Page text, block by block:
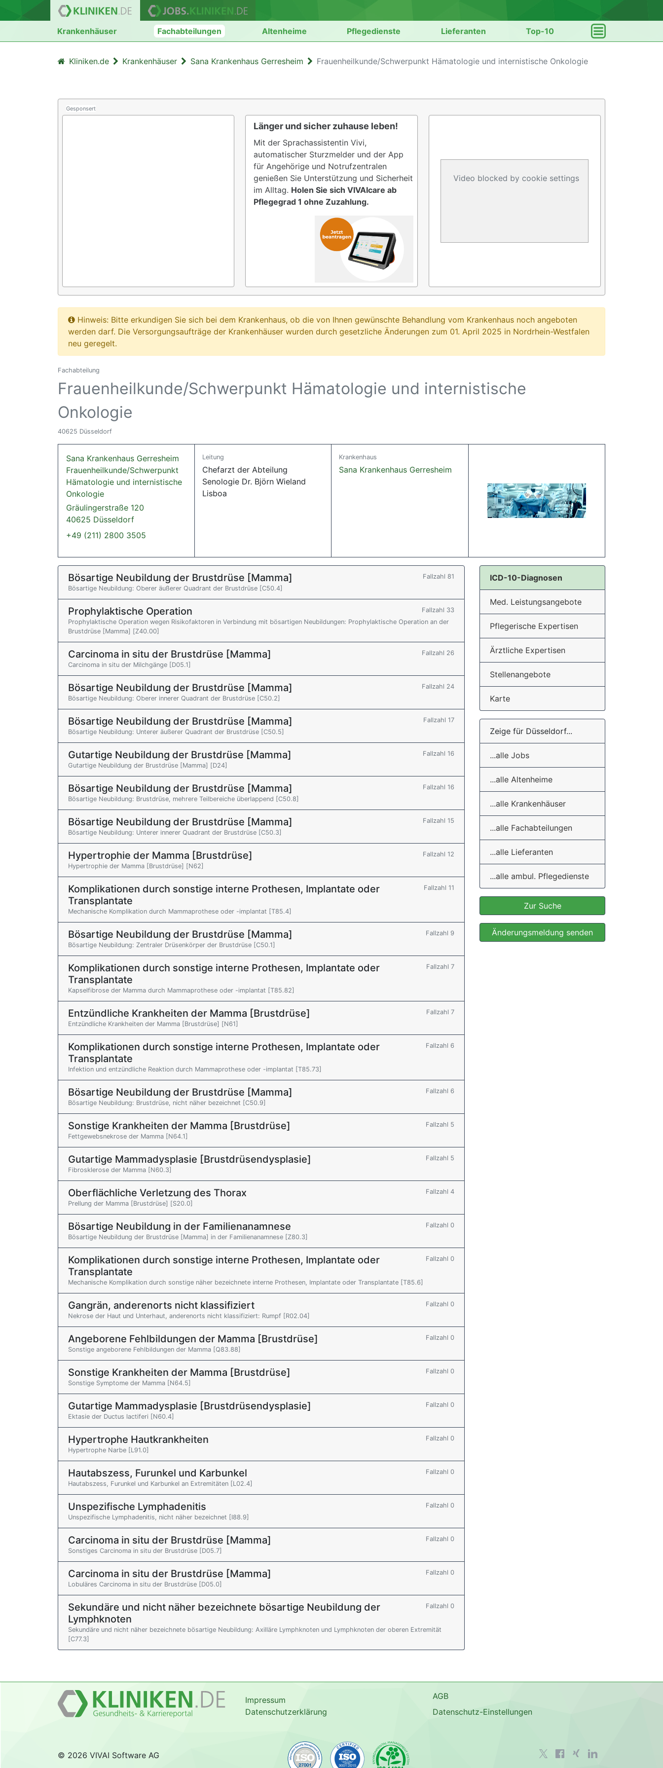
Krankenhäuser Fachabteilungen Altenheime Pflegedienste Lieferanten Top-10
Kliniken.de Krankenhäuser Sana Krankenhaus Gerresheim Frauenheilkunde/Schwerpunkt Hämatologie und internistische Onkologie
Gesponsert
Länger und sicher zuhause leben!
Mit der Sprachassistentin Vivi,
automatischer Sturzmelder und der App
für Angehörige und Notrufzentralen
genießen Sie Unterstützung und Sicherheit
im Alltag. Holen Sie sich VIVAIcare ab
Pflegegrad 1 ohne Zuzahlung.
Video blocked by cookie settings
Hinweis: Bitte erkundigen Sie sich bei dem Krankenhaus, ob die von Ihnen gewünschte Behandlung vom Krankenhaus noch angeboten
werden darf. Die Versorgungsaufträge der Krankenhäuser wurden durch gesetzliche Änderungen zum 01. April 2025 in Nordrhein-Westfalen
neu geregelt.
Fachabteilung
Frauenheilkunde/Schwerpunkt Hämatologie und internistische
Onkologie
40625 Düsseldorf
Sana Krankenhaus Gerresheim
Frauenheilkunde/Schwerpunkt
Hämatologie und internistische
Onkologie
Gräulingerstraße 120
40625 Düsseldorf
+49 (211) 2800 3505
Leitung
Chefarzt der Abteilung
Senologie Dr. Björn Wieland
Lisboa
Krankenhaus
Sana Krankenhaus Gerresheim
Bösartige Neubildung der Brustdrüse [Mamma]
Fallzahl 81
Bösartige Neubildung: Oberer äußerer Quadrant der Brustdrüse [C50.4]
Prophylaktische Operation
Fallzahl 33
Prophylaktische Operation wegen Risikofaktoren in Verbindung mit bösartigen Neubildungen: Prophylaktische Operation an der
Brustdrüse [Mamma] [Z40.00]
Carcinoma in situ der Brustdrüse [Mamma]
Fallzahl 26
Carcinoma in situ der Milchgänge [D05.1]
Bösartige Neubildung der Brustdrüse [Mamma]
Fallzahl 24
Bösartige Neubildung: Oberer innerer Quadrant der Brustdrüse [C50.2]
Bösartige Neubildung der Brustdrüse [Mamma]
Fallzahl 17
Bösartige Neubildung: Unterer äußerer Quadrant der Brustdrüse [C50.5]
Gutartige Neubildung der Brustdrüse [Mamma]
Fallzahl 16
Gutartige Neubildung der Brustdrüse [Mamma] [D24]
Bösartige Neubildung der Brustdrüse [Mamma]
Fallzahl 16
Bösartige Neubildung: Brustdrüse, mehrere Teilbereiche überlappend [C50.8]
Bösartige Neubildung der Brustdrüse [Mamma]
Fallzahl 15
Bösartige Neubildung: Unterer innerer Quadrant der Brustdrüse [C50.3]
Hypertrophie der Mamma [Brustdrüse]
Fallzahl 12
Hypertrophie der Mamma [Brustdrüse] [N62]
Komplikationen durch sonstige interne Prothesen, Implantate oder
Transplantate
Fallzahl 11
Mechanische Komplikation durch Mammaprothese oder -implantat [T85.4]
Bösartige Neubildung der Brustdrüse [Mamma]
Fallzahl 9
Bösartige Neubildung: Zentraler Drüsenkörper der Brustdrüse [C50.1]
Komplikationen durch sonstige interne Prothesen, Implantate oder
Transplantate
Fallzahl 7
Kapselfibrose der Mamma durch Mammaprothese oder -implantat [T85.82]
Entzündliche Krankheiten der Mamma [Brustdrüse]
Fallzahl 7
Entzündliche Krankheiten der Mamma [Brustdrüse] [N61]
Komplikationen durch sonstige interne Prothesen, Implantate oder
Transplantate
Fallzahl 6
Infektion und entzündliche Reaktion durch Mammaprothese oder -implantat [T85.73]
Bösartige Neubildung der Brustdrüse [Mamma]
Fallzahl 6
Bösartige Neubildung: Brustdrüse, nicht näher bezeichnet [C50.9]
Sonstige Krankheiten der Mamma [Brustdrüse]
Fallzahl 5
Fettgewebsnekrose der Mamma [N64.1]
Gutartige Mammadysplasie [Brustdrüsendysplasie]
Fallzahl 5
Fibrosklerose der Mamma [N60.3]
Oberflächliche Verletzung des Thorax
Fallzahl 4
Prellung der Mamma [Brustdrüse] [S20.0]
Bösartige Neubildung in der Familienanamnese
Fallzahl 0
Bösartige Neubildung der Brustdrüse [Mamma] in der Familienanamnese [Z80.3]
Komplikationen durch sonstige interne Prothesen, Implantate oder
Transplantate
Fallzahl 0
Mechanische Komplikation durch sonstige näher bezeichnete interne Prothesen, Implantate oder Transplantate [T85.6]
Gangrän, anderenorts nicht klassifiziert
Fallzahl 0
Nekrose der Haut und Unterhaut, anderenorts nicht klassifiziert: Rumpf [R02.04]
Angeborene Fehlbildungen der Mamma [Brustdrüse]
Fallzahl 0
Sonstige angeborene Fehlbildungen der Mamma [Q83.88]
Sonstige Krankheiten der Mamma [Brustdrüse]
Fallzahl 0
Sonstige Symptome der Mamma [N64.5]
Gutartige Mammadysplasie [Brustdrüsendysplasie]
Fallzahl 0
Ektasie der Ductus lactiferi [N60.4]
Hypertrophe Hautkrankheiten
Fallzahl 0
Hypertrophe Narbe [L91.0]
Hautabszess, Furunkel und Karbunkel
Fallzahl 0
Hautabszess, Furunkel und Karbunkel an Extremitäten [L02.4]
Unspezifische Lymphadenitis
Fallzahl 0
Unspezifische Lymphadenitis, nicht näher bezeichnet [I88.9]
Carcinoma in situ der Brustdrüse [Mamma]
Fallzahl 0
Sonstiges Carcinoma in situ der Brustdrüse [D05.7]
Carcinoma in situ der Brustdrüse [Mamma]
Fallzahl 0
Lobuläres Carcinoma in situ der Brustdrüse [D05.0]
Sekundäre und nicht näher bezeichnete bösartige Neubildung der
Lymphknoten
Fallzahl 0
Sekundäre und nicht näher bezeichnete bösartige Neubildung: Axilläre Lymphknoten und Lymphknoten der oberen Extremität
[C77.3]
ICD-10-Diagnosen
Med. Leistungsangebote
Pflegerische Expertisen
Ärztliche Expertisen
Stellenangebote
Karte
Zeige für Düsseldorf...
...alle Jobs
...alle Altenheime
...alle Krankenhäuser
...alle Fachabteilungen
...alle Lieferanten
...alle ambul. Pflegedienste
Zur Suche
Änderungsmeldung senden
Impressum
Datenschutzerklärung
AGB
Datenschutz-Einstellungen
© 2026 VIVAI Software AG